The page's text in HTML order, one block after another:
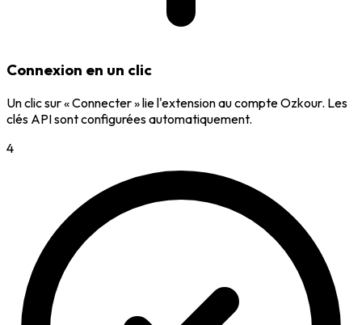
Connexion en un clic
Un clic sur « Connecter » lie l'extension au compte Ozkour. Les
clés API sont configurées automatiquement.
4